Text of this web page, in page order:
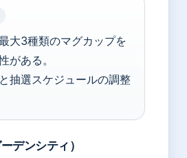
大3種類のマグカップを
がある。
抽選スケジュールの調整
デンシティ）